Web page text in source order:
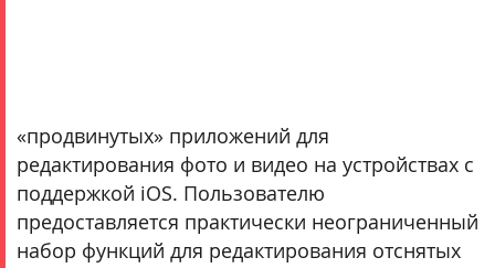
«продвинутых» приложений для
редактирования фото и видео на устройствах с
поддержкой iOS. Пользователю
предоставляется практически неограниченный
набор функций для редактирования отснятых